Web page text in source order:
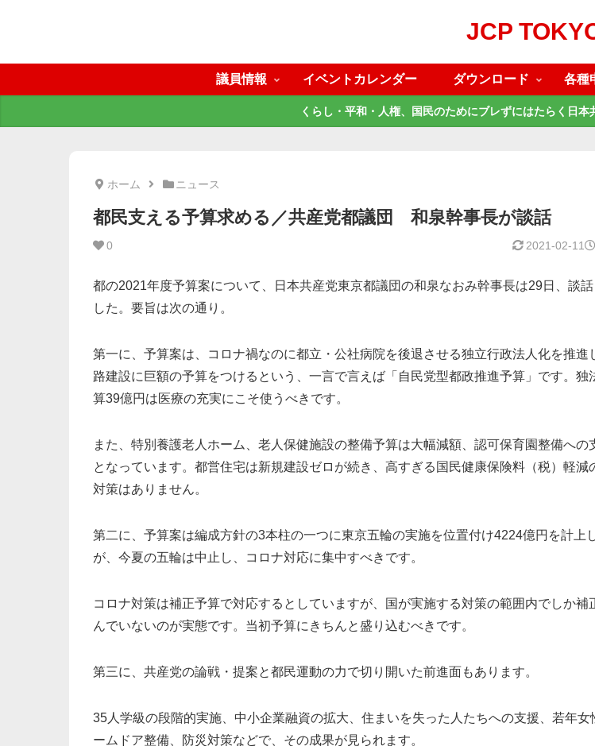
JCP
議員情報 イベントカレンダー ダウンロード 各種
くらし・平和・人権、国民のためにブレずにはたらく日
ホーム ニュース
都民支える予算求める／共産党都議団 和泉幹事長が談話
0 2021-02-11
都の2021年度予算案について、日本共産党東京都議団の和泉なおみ幹事長は29日、談話
した。要旨は次の通り。
第一に、予算案は、コロナ禍なのに都立・公社病院を後退させる独立行政法人化を推進
路建設に巨額の予算をつけるという、一言で言えば「自民党型都政推進予算」です。独
算39億円は医療の充実にこそ使うべきです。
また、特別養護老人ホーム、老人保健施設の整備予算は大幅減額、認可保育園整備への
となっています。都営住宅は新規建設ゼロが続き、高すぎる国民健康保険料（税）軽減
対策はありません。
第二に、予算案は編成方針の3本柱の一つに東京五輪の実施を位置付け4224億円を計上
が、今夏の五輪は中止し、コロナ対応に集中すべきです。
コロナ対策は補正予算で対応するとしていますが、国が実施する対策の範囲内でしか補
んでいないのが実態です。当初予算にきちんと盛り込むべきです。
第三に、共産党の論戦・提案と都民運動の力で切り開いた前進面もあります。
35人学級の段階的実施、中小企業融資の拡大、住まいを失った人たちへの支援、若年女
ームドア整備、防災対策などで、その成果が見られます。